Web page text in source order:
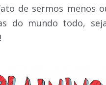
de sermos menos
do mundo todo,